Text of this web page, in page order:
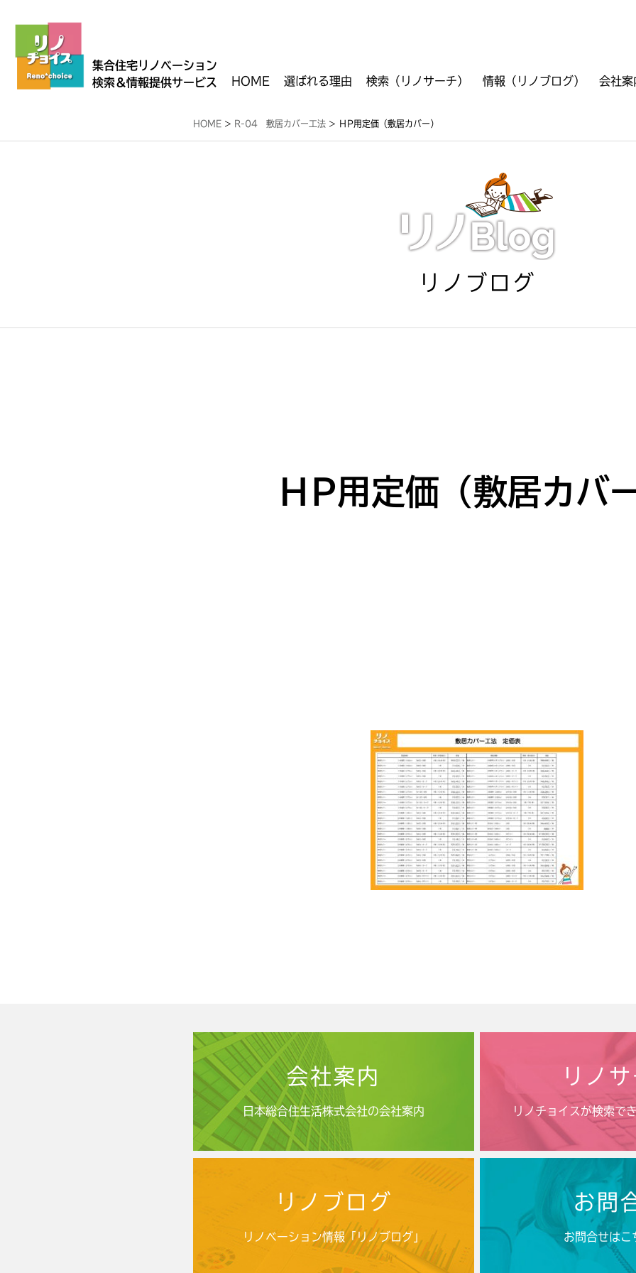
集合住宅リノベーション
検索＆情報提供サービス
HOME 選ばれる理由 検索（リノサーチ）
ご利用方法
フリーワード検索
VR検索
工事箇所別検索
商品別検索
資料ダウンロード
情報（リノブログ） 会社案
HOME > R-04 敷居カバー工法 > ＨP用定価（敷居カバー）
リノブログ
ＨP用定価（敷居カバ
会社案内
日本総合住生活株式会社の会社案内
リノ
リノチョイスが検索で
リノブログ
リノベーション情報「リノブログ」
お問
お問合せはこ